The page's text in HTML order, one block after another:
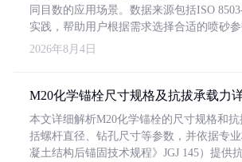
同目数的应用场景。数据来源包括ISO
实践，帮助用户根据需求选择合适的喷砂参
2026年8月4日
M20化学锚栓尺寸规格及抗拔承载力
本文详细解析M20化学锚栓的尺寸规格和
括螺杆直径、钻孔尺寸等参数，并依据专
凝土结构后锚固技术规程》JGJ 145）提供